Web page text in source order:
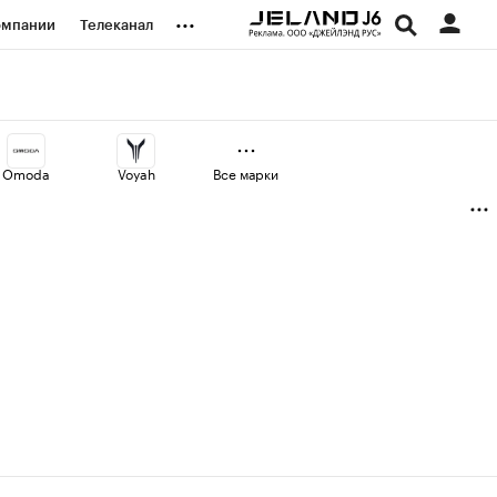
Телеканал ...
Omoda Voyah Все марки